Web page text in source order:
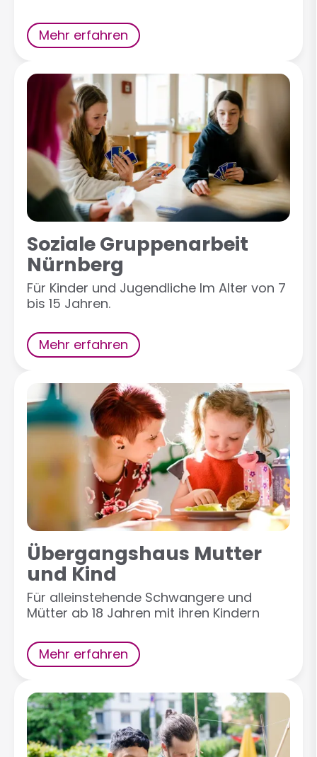
Mehr erfahren
Soziale Gruppenarbeit
Nürnberg
Für Kinder und Jugendliche Im Alter von 7
bis 15 Jahren.
Mehr erfahren
Übergangshaus Mutter
und Kind
Für alleinstehende Schwangere und
Mütter ab 18 Jahren mit ihren Kindern
Mehr erfahren